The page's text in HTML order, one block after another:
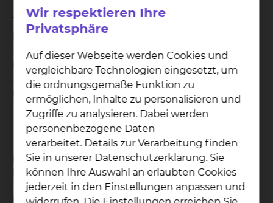
damit eine sehr exakte Bestrahlung der
Tumorregion. Dieses macht eine präzise
Bestrahlung der Tumorregion unter maximaler
Schonung umgebenden Organe, welche keine
Dosis erhalten sollen, möglich. Eine höhere
Strahlendosis kann appliziert werden, um die
Heilungs-Chancen zu erhöhen.
Image-guided Radiotherapie (IGRT) beim
Prostatakarzinom
Die Strahlentherapie beim nicht-operierten
Wir respektieren Ihre
Privatsphäre
Auf dieser Webseite werden Cookies und
vergleichbare Technologien eingesetzt, um
die ordnungsgemäße Funktion zu
ermöglichen, Inhalte zu personalisieren und
Zugriffe zu analysieren. Dabei werden
personenbezogene Daten
verarbeitet. Details zur Verarbeitung finden
Sie in unserer Datenschutzerklärung. Sie
können Ihre Auswahl an erlaubten Cookies
jederzeit in den Einstellungen anpassen und